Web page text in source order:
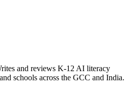
and reviews K-12 AI literacy
schools across the GCC and India.